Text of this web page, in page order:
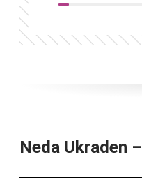
Neda Ukraden –